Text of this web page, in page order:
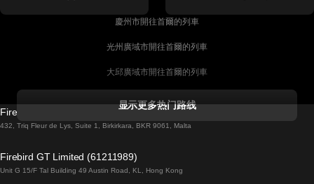
慶州市開往首爾的列車
光州廣域市開往首爾的列車
大邱廣域市開往首爾的列車
都柏林開往戈尔韦的列車
羅馬開往拿坡里的列車
显示更多热门路线
Firebird GT Limited (OC 1451)
432, Triq Fleur de Lys, Suite 1, Birkirkara, BKR 9061, Malta
Firebird GT Limited (61211989)
Unit G 15/F Tal Building 49 Austin Road, KL, Hong Kong